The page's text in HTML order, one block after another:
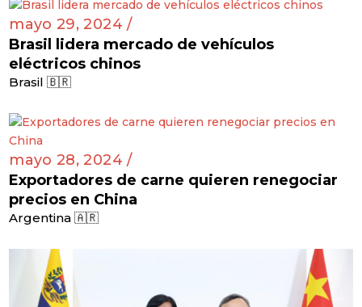
mayo 29, 2024 /
Brasil lidera mercado de vehículos
eléctricos chinos
Brasil 🇧🇷
mayo 28, 2024 /
Exportadores de carne quieren renegociar
precios en China
Argentina 🇦🇷